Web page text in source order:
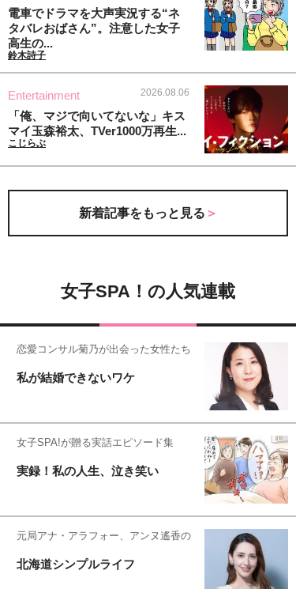
電車でドラマを大声実況する“ネ
タバレおばさん”。注意した女子
高生の...
鈴木詩子
Entertainment 2026.08.06
「俺、マジで向いてないな」キス
マイ玉森裕太、TVer1000万再生...
こじらぶ
新着記事をもっと見る
女子SPA！の人気連載
恋愛コンサル菊乃が出会った女性たち
私が結婚できないワケ
女子SPA!が贈る実話エピソード集
実録！私の人生、泣き笑い
元局アナ・アラフォー、アンヌ遙香の
北海道シンプルライフ